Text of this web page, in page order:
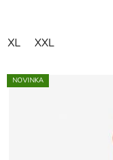
XL XXL
NOVINKA